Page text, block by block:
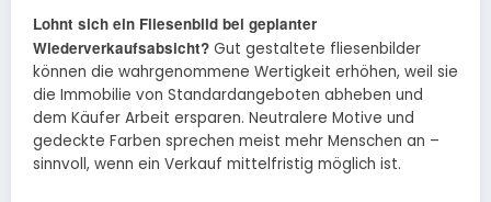
Lohnt sich ein Fliesenbild bei geplanter
Wiederverkaufsabsicht? Gut gestaltete fliesenbilder
können die wahrgenommene Wertigkeit erhöhen, weil sie
die Immobilie von Standardangeboten abheben und
dem Käufer Arbeit ersparen. Neutralere Motive und
gedeckte Farben sprechen meist mehr Menschen an –
sinnvoll, wenn ein Verkauf mittelfristig möglich ist.